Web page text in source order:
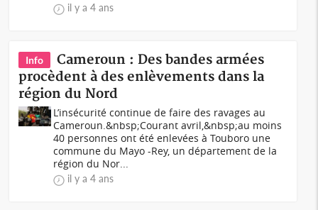
il y a 4 ans
Info
Cameroun : Des bandes armées
procèdent à des enlèvements dans la
région du Nord
L’insécurité continue de faire des ravages au
Cameroun.&nbsp;Courant avril,&nbsp;au moins
40 personnes ont été enlevées à Touboro une
commune du Mayo -Rey, un département de la
région du Nor...
il y a 4 ans